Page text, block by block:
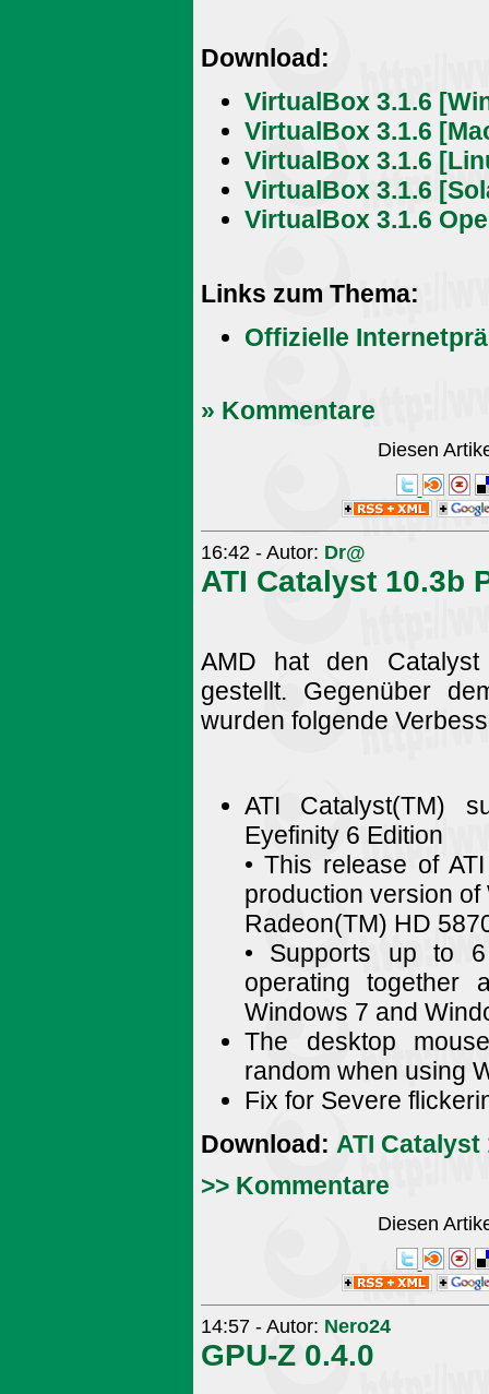
Download:
VirtualBox 3.1.6
VirtualBox 3.1.6
VirtualBox 3.1.6
VirtualBox 3.1.6
VirtualBox 3.1.6
Links zum Thema:
Offizielle
» Kommentare
Diesen
16:42 - Autor: Dr@
ATI Catalyst 10.3b
AMD hat den
gestellt. Gegenüber
wurden folgende
ATI Catalyst(TM)
Eyefinity 6 Edition
• This release of
production version of
Radeon(TM) HD
• Supports up to
operating together
Windows 7 and
The desktop
random when using
Fix for Severe
Download: ATI Catalyst
>> Kommentare
Diesen
14:57 - Autor: Nero24
GPU-Z 0.4.0